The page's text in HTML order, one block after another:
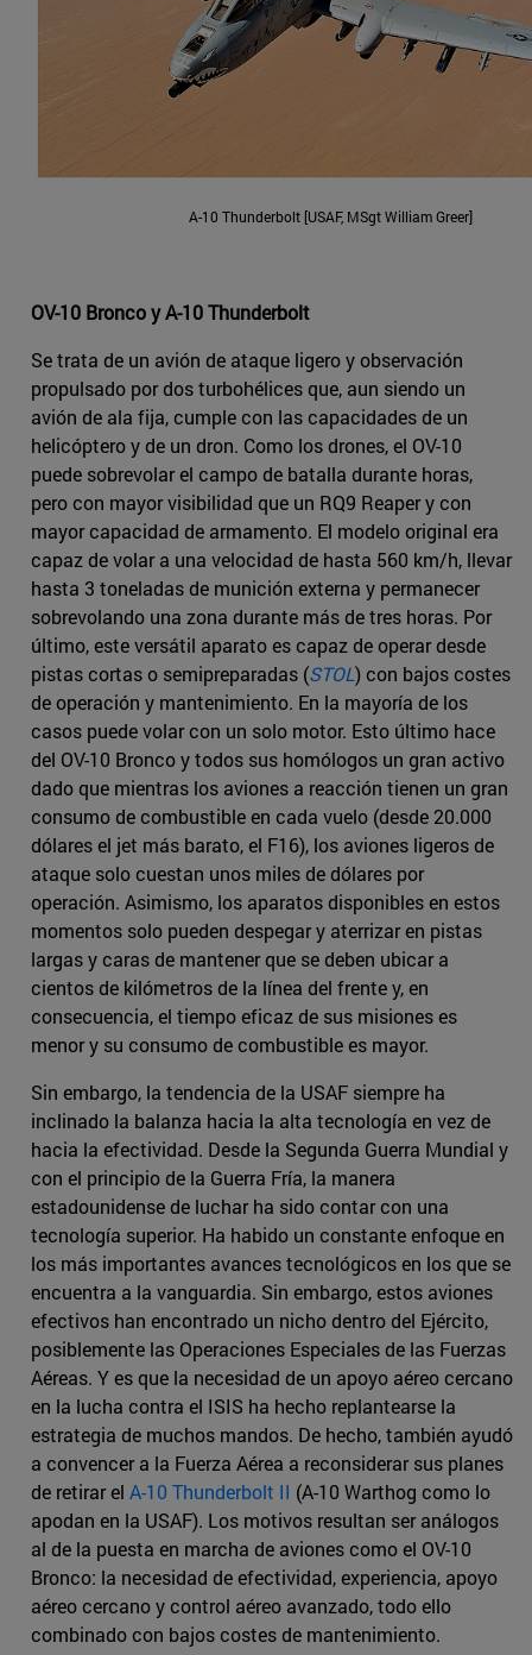
A-10 Thunderbolt [USAF, MSgt William Greer]
OV-10 Bronco y A-10 Thunderbolt
Se trata de un avión de ataque ligero y observación
propulsado por dos turbohélices que, aun siendo un
avión de ala fija, cumple con las capacidades de un
helicóptero y de un dron. Como los drones, el OV-10
puede sobrevolar el campo de batalla durante horas,
pero con mayor visibilidad que un RQ9 Reaper y con
mayor capacidad de armamento. El modelo original era
capaz de volar a una velocidad de hasta 560 km/h, llevar
hasta 3 toneladas de munición externa y permanecer
sobrevolando una zona durante más de tres horas. Por
último, este versátil aparato es capaz de operar desde
pistas cortas o semipreparadas (STOL) con bajos costes
de operación y mantenimiento. En la mayoría de los
casos puede volar con un solo motor. Esto último hace
del OV-10 Bronco y todos sus homólogos un gran activo
dado que mientras los aviones a reacción tienen un gran
consumo de combustible en cada vuelo (desde 20.000
dólares el jet más barato, el F16), los aviones ligeros de
ataque solo cuestan unos miles de dólares por
operación. Asimismo, los aparatos disponibles en estos
momentos solo pueden despegar y aterrizar en pistas
largas y caras de mantener que se deben ubicar a
cientos de kilómetros de la línea del frente y, en
consecuencia, el tiempo eficaz de sus misiones es
menor y su consumo de combustible es mayor.
Sin embargo, la tendencia de la USAF siempre ha
inclinado la balanza hacia la alta tecnología en vez de
hacia la efectividad. Desde la Segunda Guerra Mundial y
con el principio de la Guerra Fría, la manera
estadounidense de luchar ha sido contar con una
tecnología superior. Ha habido un constante enfoque en
los más importantes avances tecnológicos en los que se
encuentra a la vanguardia. Sin embargo, estos aviones
efectivos han encontrado un nicho dentro del Ejército,
posiblemente las Operaciones Especiales de las Fuerzas
Aéreas. Y es que la necesidad de un apoyo aéreo cercano
en la lucha contra el ISIS ha hecho replantearse la
estrategia de muchos mandos. De hecho, también ayudó
a convencer a la Fuerza Aérea a reconsiderar sus planes
de retirar el A-10 Thunderbolt II (A-10 Warthog como lo
apodan en la USAF). Los motivos resultan ser análogos
al de la puesta en marcha de aviones como el OV-10
Bronco: la necesidad de efectividad, experiencia, apoyo
aéreo cercano y control aéreo avanzado, todo ello
combinado con bajos costes de mantenimiento.